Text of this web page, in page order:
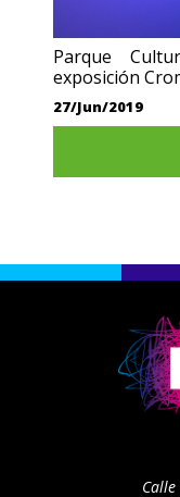
Parque
exposición
27/Jun/2019